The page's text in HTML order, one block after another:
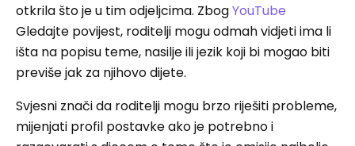
otkrila što je u tim odjeljcima. ZbogYouTube
Gledajte povijest, roditelji mogu odmah vidjeti ima li
išta na popisu teme, nasilje ili jezik koji bi mogao biti
previše jak za njihovo dijete.
Svjesni znači da roditelji mogu brzo riješiti probleme,
mijenjati profil postavke ako je potrebno i